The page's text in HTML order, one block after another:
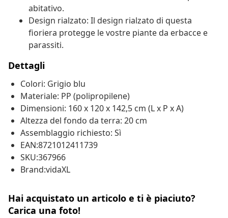
abitativo.
Design rialzato: Il design rialzato di questa
fioriera protegge le vostre piante da erbacce e
parassiti.
Dettagli
Colori: Grigio blu
Materiale: PP (polipropilene)
Dimensioni: 160 x 120 x 142,5 cm (L x P x A)
Altezza del fondo da terra: 20 cm
Assemblaggio richiesto: Sì
EAN:8721012411739
SKU:367966
Brand:vidaXL
Hai acquistato un articolo e ti è piaciuto?
Carica una foto!